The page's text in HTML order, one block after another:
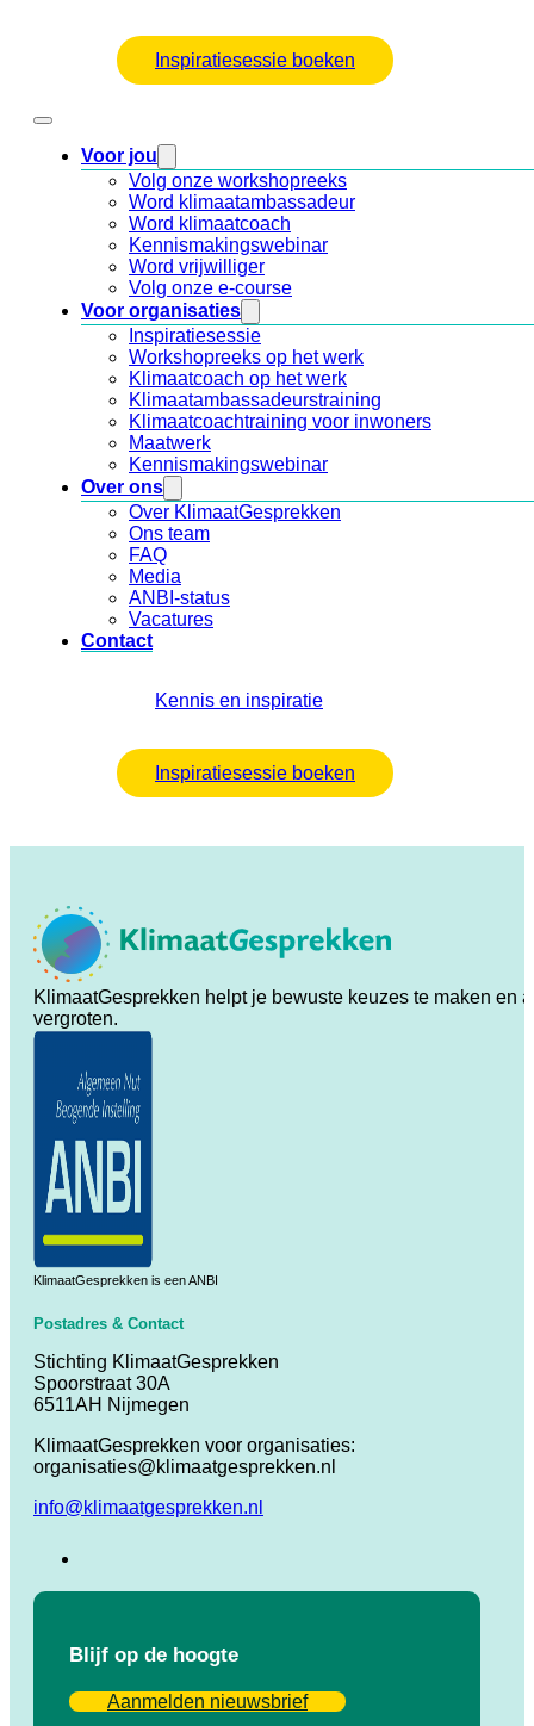
Inspiratiesessie boeken
Voor jou
Volg onze workshopreeks
Word klimaatambassadeur
Word klimaatcoach
Kennismakingswebinar
Word vrijwilliger
Volg onze e-course
Voor organisaties
Inspiratiesessie
Workshopreeks op het werk
Klimaatcoach op het werk
Klimaatambassadeurstraining
Klimaatcoachtraining voor inwoners
Maatwerk
Kennismakingswebinar
Over ons
Over KlimaatGesprekken
Ons team
FAQ
Media
ANBI-status
Vacatures
Contact
Kennis en inspiratie
Inspiratiesessie boeken
KlimaatGesprekken helpt je bewuste keuzes te maken en
vergroten.
KlimaatGesprekken is een ANBI
Postadres & Contact
Stichting KlimaatGesprekken
Spoorstraat 30A
6511AH Nijmegen
KlimaatGesprekken voor organisaties:
organisaties@klimaatgesprekken.nl
info@klimaatgesprekken.nl
Blijf op de hoogte
Aanmelden nieuwsbrief